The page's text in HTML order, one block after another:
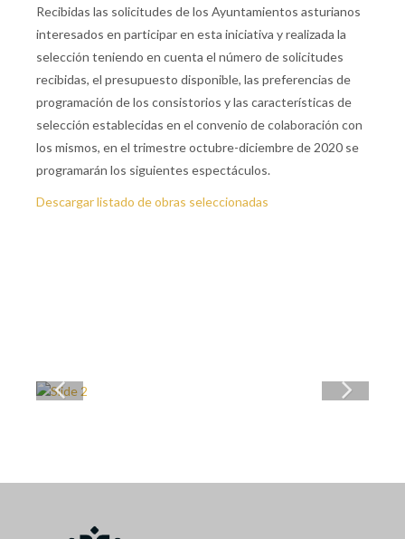
Recibidas las solicitudes de los Ayuntamientos asturianos
interesados en participar en esta iniciativa y realizada la
selección teniendo en cuenta el número de solicitudes
recibidas, el presupuesto disponible, las preferencias de
programación de los consistorios y las características de
selección establecidas en el convenio de colaboración con
los mismos, en el trimestre octubre-diciembre de 2020 se
programarán los siguientes espectáculos.
Descargar listado de obras seleccionadas